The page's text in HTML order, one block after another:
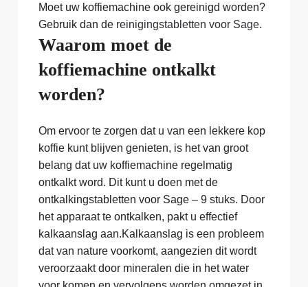
Moet uw koffiemachine ook gereinigd worden?
Gebruik dan de reinigingstabletten voor Sage.
Waarom moet de
koffiemachine ontkalkt
worden?
Om ervoor te zorgen dat u van een lekkere kop
koffie kunt blijven genieten, is het van groot
belang dat uw koffiemachine regelmatig
ontkalkt word. Dit kunt u doen met de
ontkalkingstabletten voor Sage – 9 stuks. Door
het apparaat te ontkalken, pakt u effectief
kalkaanslag aan.Kalkaanslag is een probleem
dat van nature voorkomt, aangezien dit wordt
veroorzaakt door mineralen die in het water